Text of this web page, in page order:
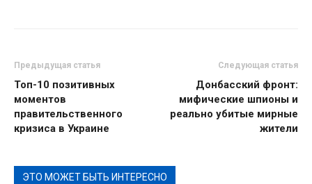
Предыдущая статья
Топ-10 позитивных
моментов
правительственного
кризиса в Украине
Следующая статья
Донбасский фронт:
мифические шпионы и
реально убитые мирные
жители
ЭТО МОЖЕТ БЫТЬ ИНТЕРЕСНО